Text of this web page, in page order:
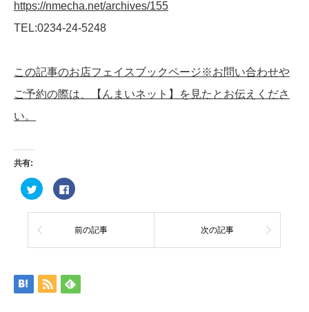
https://nmecha.net/archives/155
TEL:0234-24-5248
この記事のお店フェイスブックページ※お問い合わせや
ご予約の際は、【んまいネット】を見たとお伝えくださ
い。
共有:
ク
リ
ク
て
Twitter
し
い
ウ
Facebook
で
有
る
に
ク
し
て
前の記事 次の記事